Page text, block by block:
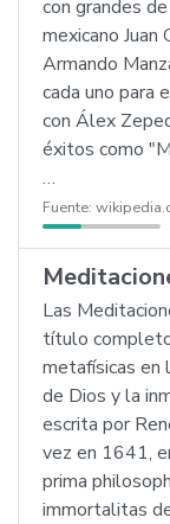
con grandes
mexicano
Armando
cada uno para
con Álex
éxitos como
…
Fuente:
Las
título
metafísicas en
de Dios y la
escrita por
vez en 1641,
prima
immortalitas